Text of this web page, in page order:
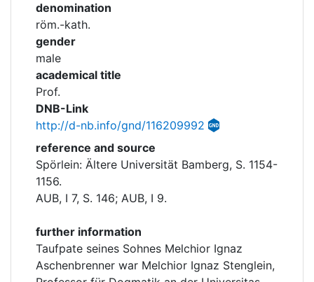
denomination
röm.-kath.
gender
male
academical title
Prof.
DNB-Link
http://d-nb.info/gnd/116209992
reference and source
Spörlein: Ältere Universität Bamberg, S. 1154-
1156.
AUB, I 7, S. 146; AUB, I 9.
further information
Taufpate seines Sohnes Melchior Ignaz
Aschenbrenner war Melchior Ignaz Stenglein,